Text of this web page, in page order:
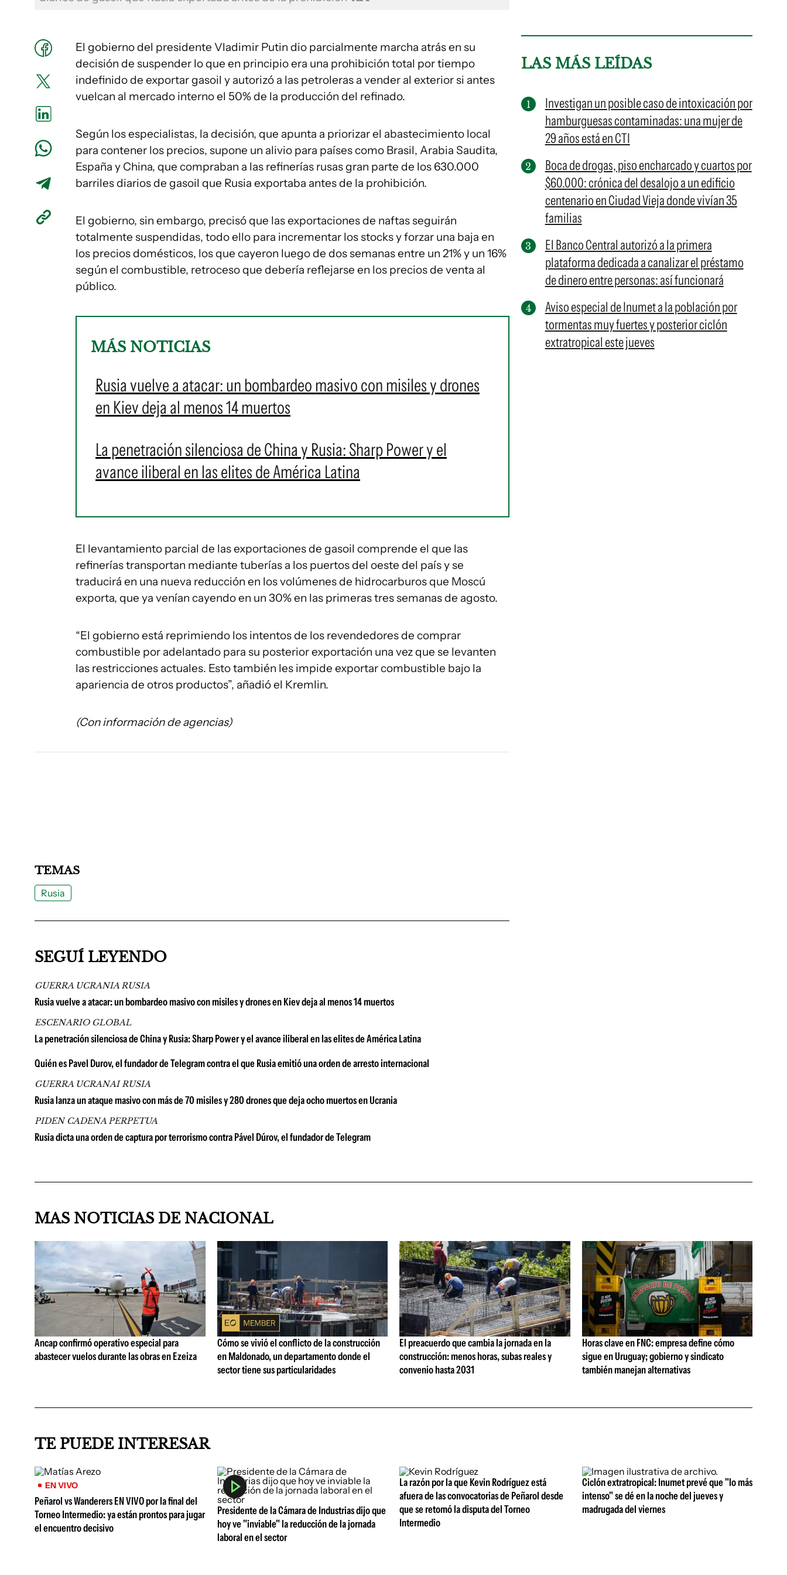
El gobierno del presidente Vladimir Putin dio parcialmente marcha atrás en su
decisión de suspender lo que en principio era una prohibición total por tiempo
indefinido de exportar gasoil y autorizó a las petroleras a vender al exterior si antes
vuelcan al mercado interno el 50% de la producción del refinado.
Según los especialistas, la decisión, que apunta a priorizar el abastecimiento local
para contener los precios, supone un alivio para países como Brasil, Arabia Saudita,
España y China, que compraban a las refinerías rusas gran parte de los 630.000
barriles diarios de gasoil que Rusia exportaba antes de la prohibición.
El gobierno, sin embargo, precisó que las exportaciones de naftas seguirán
totalmente suspendidas, todo ello para incrementar los stocks y forzar una baja en
los precios domésticos, los que cayeron luego de dos semanas entre un 21% y un 16%
según el combustible, retroceso que debería reflejarse en los precios de venta al
público.
MÁS NOTICIAS
Rusia vuelve a atacar: un bombardeo masivo con misiles y drones
en Kiev deja al menos 14 muertos
La penetración silenciosa de China y Rusia: Sharp Power y el
avance iliberal en las elites de América Latina
El levantamiento parcial de las exportaciones de gasoil comprende el que las
refinerías transportan mediante tuberías a los puertos del oeste del país y se
traducirá en una nueva reducción en los volúmenes de hidrocarburos que Moscú
exporta, que ya venían cayendo en un 30% en las primeras tres semanas de agosto.
“El gobierno está reprimiendo los intentos de los revendedores de comprar
combustible por adelantado para su posterior exportación una vez que se levanten
las restricciones actuales. Esto también les impide exportar combustible bajo la
apariencia de otros productos”, añadió el Kremlin.
(Con información de agencias)
LAS MÁS LEÍDAS
Investigan un posible caso de intoxicación por
hamburguesas contaminadas: una mujer de
29 años está en CTI
Boca de drogas, piso encharcado y cuartos por
$60.000: crónica del desalojo a un edificio
centenario en Ciudad Vieja donde vivían 35
familias
El Banco Central autorizó a la primera
plataforma dedicada a canalizar el préstamo
de dinero entre personas: así funcionará
Aviso especial de Inumet a la población por
tormentas muy fuertes y posterior ciclón
extratropical este jueves
TEMAS
Rusia
SEGUÍ LEYENDO
GUERRA UCRANIA RUSIA
Rusia vuelve a atacar: un bombardeo masivo con misiles y drones en Kiev deja al menos 14 muertos
ESCENARIO GLOBAL
La penetración silenciosa de China y Rusia: Sharp Power y el avance iliberal en las elites de América Latina
Quién es Pavel Durov, el fundador de Telegram contra el que Rusia emitió una orden de arresto internacional
GUERRA UCRANAI RUSIA
Rusia lanza un ataque masivo con más de 70 misiles y 280 drones que deja ocho muertos en Ucrania
PIDEN CADENA PERPETUA
Rusia dicta una orden de captura por terrorismo contra Pável Dúrov, el fundador de Telegram
MAS NOTICIAS DE NACIONAL
Ancap confirmó operativo especial para
abastecer vuelos durante las obras en Ezeiza
Cómo se vivió el conflicto de la construcción
en Maldonado, un departamento donde el
sector tiene sus particularidades
El preacuerdo que cambia la jornada en la
construcción: menos horas, subas reales y
convenio hasta 2031
Horas clave en FNC: empresa define cómo
sigue en Uruguay; gobierno y sindicato
también manejan alternativas
TE PUEDE INTERESAR
EN VIVO
Peñarol vs Wanderers EN VIVO por la final del
Torneo Intermedio: ya están prontos para jugar
el encuentro decisivo
Presidente de la Cámara de Industrias dijo que
hoy ve "inviable" la reducción de la jornada
laboral en el sector
La razón por la que Kevin Rodríguez está
afuera de las convocatorias de Peñarol desde
que se retomó la disputa del Torneo
Intermedio
Ciclón extratropical: Inumet prevé que "lo más
intenso" se dé en la noche del jueves y
madrugada del viernes